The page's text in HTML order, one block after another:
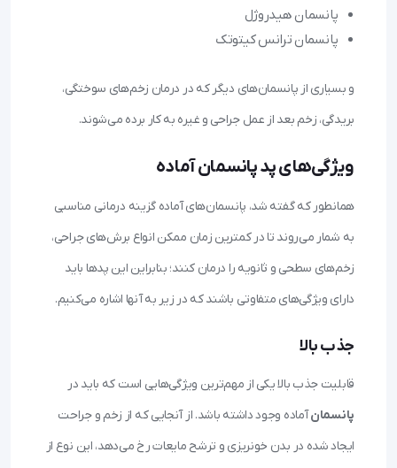
پانسمان هیدروژل
پانسمان ترانس کیتوتک
و بسیاری از پانسمان‌های دیگر که در درمان زخم‌های سوختگی،
بریدگی، زخم بعد از عمل جراحی و غیره به کار برده می‌شوند.
ویژگی‌های پد پانسمان آماده
همانطور که گفته شد، پانسمان‌های آماده گزینه درمانی مناسبی
به شمار می‌روند تا در کمترین زمان ممکن انواع برش‌های جراحی،
زخم‌های سطحی و ثانویه را درمان کنند؛ بنابراین این پدها باید
دارای ویژگی‌های متفاوتی باشند که در زیر به آنها اشاره می‌کنیم.
جذب بالا
قابلیت جذب بالا یکی از مهم‌ترین ویژگی‌هایی است که باید در
پانسمانآماده وجود داشته باشد. از آنجایی که از زخم و جراحت
ایجاد شده در بدن خونریزی و ترشح مایعات رخ می‌دهد، این نوع از